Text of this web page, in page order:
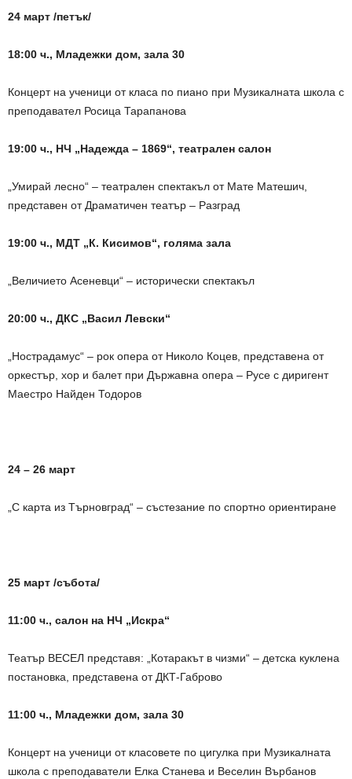
24 март /петък/
18:00 ч., Младежки дом, зала 30
Концерт на ученици от класа по пиано при Музикалната школа с
преподавател Росица Тарапанова
19:00 ч., НЧ „Надежда – 1869“, театрален салон
„Умирай лесно“ – театрален спектакъл от Мате Матешич,
представен от Драматичен театър – Разград
19:00 ч., МДТ „К. Кисимов“, голяма зала
„Величието Асеневци“ – исторически спектакъл
20:00 ч., ДКС „Васил Левски“
„Нострадамус“ – рок опера от Николо Коцев, представена от
оркестър, хор и балет при Държавна опера – Русе с диригент
Маестро Найден Тодоров
24 – 26 март
„С карта из Търновград“ – състезание по спортно ориентиране
25 март /събота/
11:00 ч., салон на НЧ „Искра“
Театър ВЕСЕЛ представя: „Котаракът в чизми“ – детска куклена
постановка, представена от ДКТ-Габрово
11:00 ч., Младежки дом, зала 30
Концерт на ученици от класовете по цигулка при Музикалната
школа с преподаватели Елка Станева и Веселин Върбанов